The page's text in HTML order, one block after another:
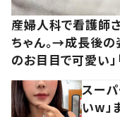
産婦人科で看護師
ちゃん。→成長後の
のお目目で可愛い」
スー
いw」